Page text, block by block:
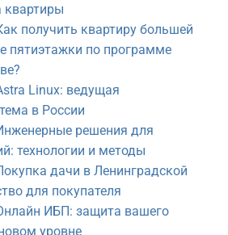
квартиры
получить квартиру большей
пятиэтажки по программе
Linux: ведущая
в России
решения для
технологии и методы
дачи в Ленинградской
для покупателя
ИБП: защита вашего
уровне